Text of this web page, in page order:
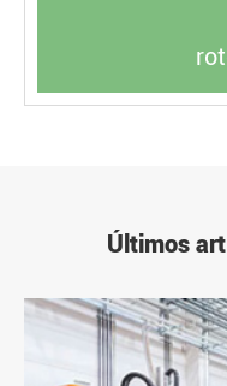
Últimos